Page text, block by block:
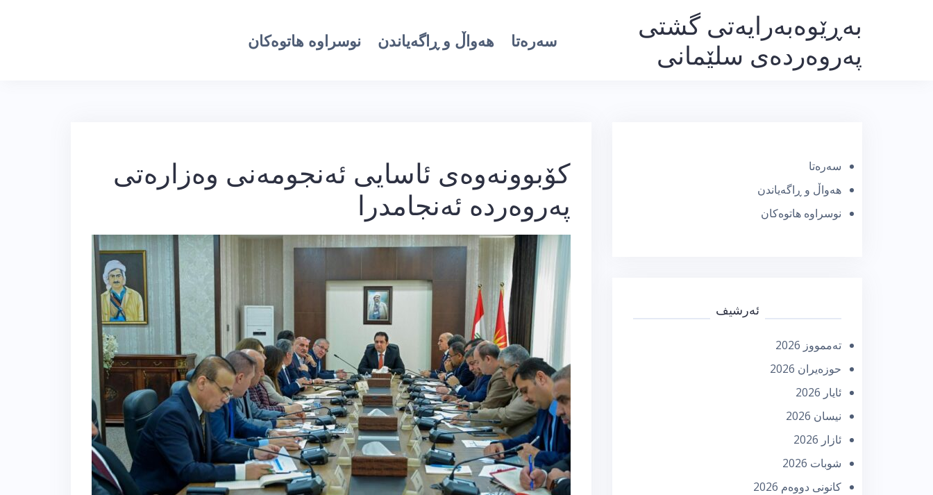
بەڕێوەبەرایەتی گشتی
پەروەردەی سلێمانی
سەرەتا هەواڵ و ڕاگەیاندن نوسراوە هاتوەکان
کۆبوونەوەی ئاسایی ئەنجومەنی وەزارەتی
پەروەردە ئەنجامدرا
سەرەتا
هەواڵ و ڕاگەیاندن
نوسراوە هاتوەکان
ئەرشیف
تەممووز 2026
حوزه‌یران 2026
ئایار 2026
نیسان 2026
ئازار 2026
شوبات 2026
كانونی دووه‌م 2026